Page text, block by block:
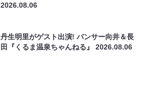
2026.08.06
丹生明里がゲスト出演! パンサー向井＆長
田『くるま温泉ちゃんねる』2026.08.06